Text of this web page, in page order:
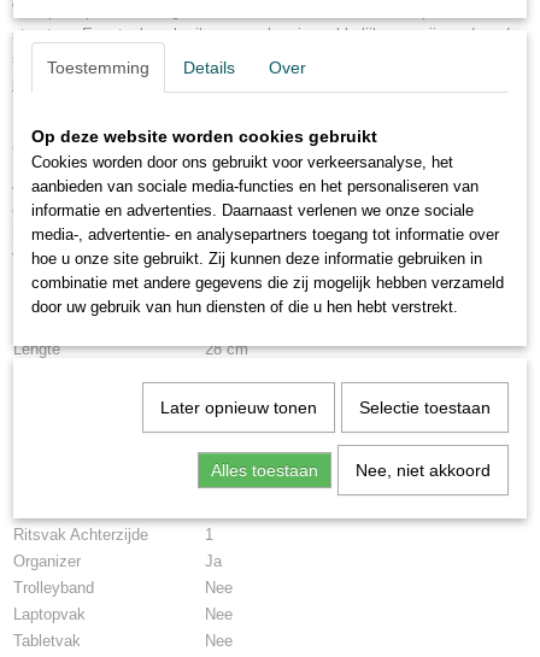
Wax pull-up leer wordt gekenmerkt door een zachte en soepelere
structuur. Eventuele gebruikssporen kun je makkelijk wegwrijven door de
speciale wax behandeling die de tas heeft ondergaan. Zo blijft je tas
jarenlang als nieuw.
aan de voorzijde.
Aan de binnenzijde van deze leren rugzak vind je 4 ritsvakken en 3
andere binnenvakken voor documenten etc. Daarnaast bevat deze leren
rugzak een handig smartphonevak. Kortom de ideale Chesterfield rugzak
voor dagelijks gebruik!
Afneembare Schouderband Nee
Lengte
28 cm
9,5 liter
Ritssluiting
1
Nee
Ritsvak Achterzijde
1
Organizer
Ja
Trolleyband
Nee
Laptopvak
Nee
Tabletvak
Nee
Toestemming Details Over
Op deze website worden cookies gebruikt
Cookies worden door ons gebruikt voor verkeersanalyse, het
aanbieden van sociale media-functies en het personaliseren van
informatie en advertenties. Daarnaast verlenen we onze sociale
media-, advertentie- en analysepartners toegang tot informatie over
hoe u onze site gebruikt. Zij kunnen deze informatie gebruiken in
combinatie met andere gegevens die zij mogelijk hebben verzameld
door uw gebruik van hun diensten of die u hen hebt verstrekt.
Later opnieuw tonen Selectie toestaan
Alles toestaan Nee, niet akkoord